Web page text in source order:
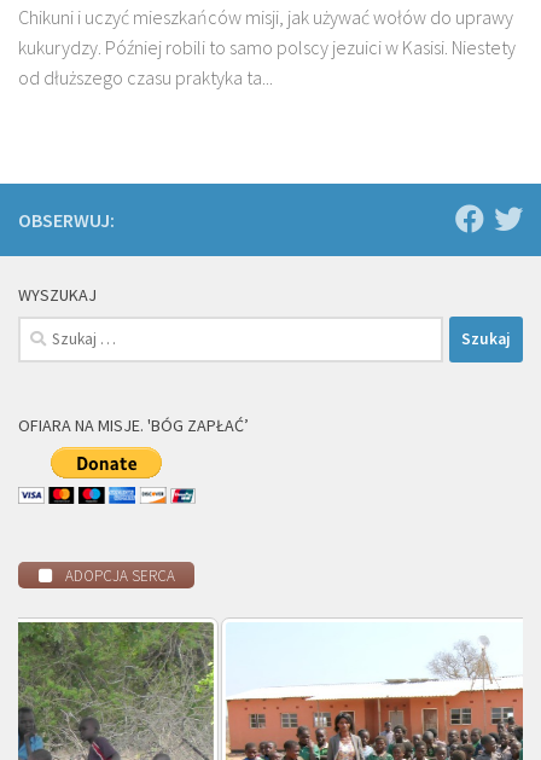
Chikuni i uczyć mieszkańców misji, jak używać wołów do uprawy
kukurydzy. Później robili to samo polscy jezuici w Kasisi. Niestety
od dłuższego czasu praktyka ta...
OBSERWUJ:
WYSZUKAJ
Szukaj:
OFIARA NA MISJE. 'BÓG ZAPŁAĆ’
ADOPCJA SERCA